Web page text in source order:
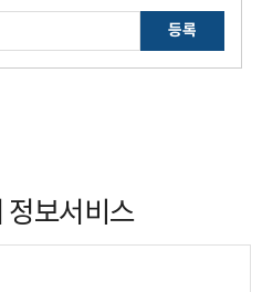
등록
정보서비스